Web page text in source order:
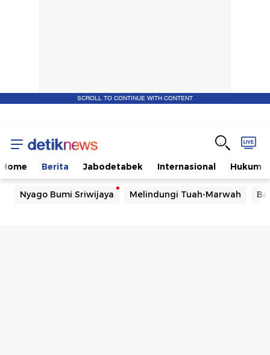
SCROLL TO CONTINUE WITH CONTENT
Home Berita Jabodetabek Internasional Hukum
Nyago Bumi Sriwijaya Melindungi Tuah-Marwah